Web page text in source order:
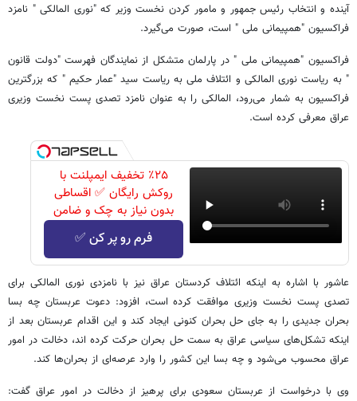
آینده و انتخاب رئیس جمهور و مامور کردن نخست وزیر که "نوری المالکی " نامزد
فراکسیون "همپیمانی ملی " است، صورت می‌گیرد.
فراکسیون "همپیمانی ملی " در پارلمان متشکل از نمایندگان فهرست "دولت قانون
" به ریاست نوری المالکی و ائتلاف ملی به ریاست سید "عمار حکیم " که بزرگترین
فراکسیون به شمار می‌رود، المالکی را به عنوان نامزد تصدی پست نخست وزیری
عراق معرفی کرده است.
٪۲۵ تخفیف ایمپلنت با
روکش رایگان ✅ اقساطی
بدون نیاز به چک و ضامن
فرم رو پر کن ✅
عاشور با اشاره به اینکه ائتلاف کردستان عراق نیز با نامزدی نوری المالکی برای
تصدی پست نخست وزیری موافقت کرده است، افزود: دعوت عربستان چه بسا
بحران جدیدی را به جای حل بحران کنونی ایجاد کند و این اقدام عربستان بعد از
اینکه تشکل‌های سیاسی عراق به سمت حل بحران حرکت کرده اند، دخالت در امور
عراق محسوب می‌شود و چه بسا این کشور را وارد عرصه‌ای از بحران‌ها کند.
وی با درخواست از عربستان سعودی برای پرهیز از دخالت در امور عراق گفت: